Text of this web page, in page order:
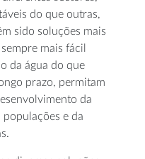
do que outras,
sido soluções mais
mais fácil
da água do que
prazo, permitam
da
e da